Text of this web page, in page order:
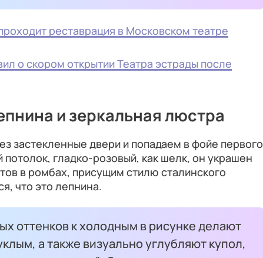
реставрация в Московском театре
о скором открытии Театра эстрады после
и зеркальная люстра
застекленные двери и попадаем в фойе первого
потолок, гладко-розовый, как шелк, он украшен
в ромбах, присущим стилю сталинского
что это лепнина.
оттенков к холодным в рисунке делают
а также визуально углубляют купол,